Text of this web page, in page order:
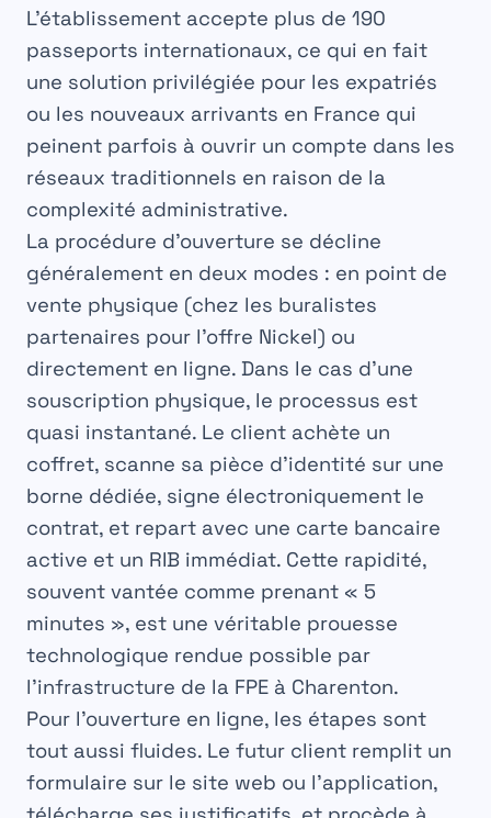
L’établissement accepte plus de 190
passeports internationaux, ce qui en fait
une solution privilégiée pour les expatriés
ou les nouveaux arrivants en France qui
peinent parfois à ouvrir un compte dans les
réseaux traditionnels en raison de la
complexité administrative.
La procédure d’ouverture se décline
généralement en deux modes : en point de
vente physique (chez les buralistes
partenaires pour l’offre Nickel) ou
directement en ligne. Dans le cas d’une
souscription physique, le processus est
quasi instantané. Le client achète un
coffret, scanne sa pièce d’identité sur une
borne dédiée, signe électroniquement le
contrat, et repart avec une carte bancaire
active et un RIB immédiat. Cette rapidité,
souvent vantée comme prenant « 5
minutes », est une véritable prouesse
technologique rendue possible par
l’infrastructure de la FPE à Charenton.
Pour l’ouverture en ligne, les étapes sont
tout aussi fluides. Le futur client remplit un
formulaire sur le site web ou l’application,